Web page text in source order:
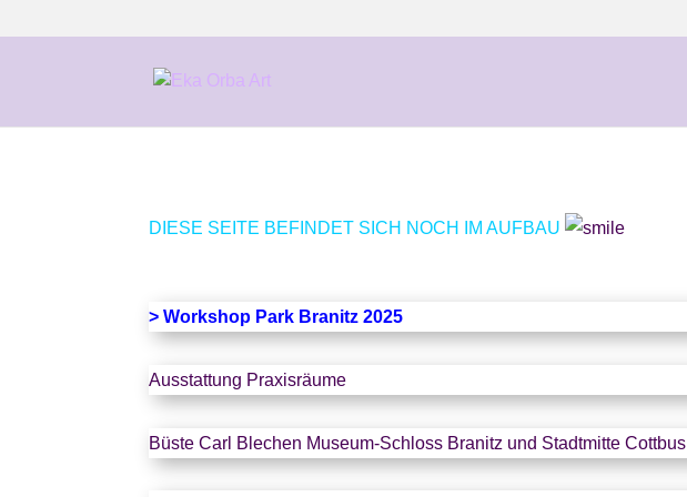
DIESE SEITE BEFINDET SICH NOCH IM AUFBAU
> Workshop Park Branitz 2025
Ausstattung Praxisräume
Büste Carl Blechen Museum-Schloss Branitz und Stadtmitte Cottbus